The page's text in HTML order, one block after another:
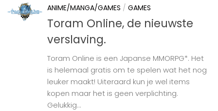
ANIME/MANGA/GAMES / GAMES
Toram Online, de nieuwste
verslaving.
Toram Online is een Japanse MMORPG*. Het
is helemaal gratis om te spelen wat het nog
leuker maakt! Uiteraard kun je wel items
kopen maar het is geen verplichting.
Gelukkig...